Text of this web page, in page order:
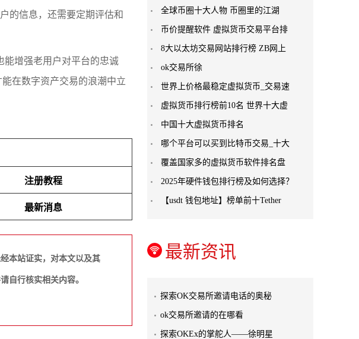
的信息，还需要定期评估和
能增强老用户对平台的忠诚
在数字资产交易的浪潮中立
注册教程
最新消息
本站证实，对本文以及其
自行核实相关内容。
全球币圈十大人物 币圈里的江湖
币价提醒软件 虚拟货币交易平台排
8大以太坊交易网站排行榜 ZB网上
ok交易所徐
世界上价格最稳定虚拟货币_交易速
虚拟货币排行榜前10名 世界十大虚
中国十大虚拟货币排名
哪个平台可以买到比特币交易_十大
覆盖国家多的虚拟货币软件排名盘
2025年硬件钱包排行榜及如何选择？
【usdt 钱包地址】榜单前十Tether
最新资讯
探索OK交易所邀请电话的奥秘
ok交易所邀请的在哪看
探索OKEx的掌舵人——徐明星